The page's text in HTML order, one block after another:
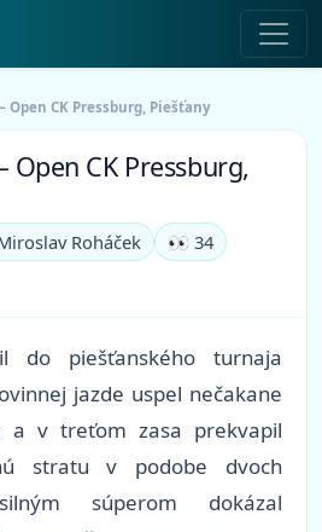
Open CK Pressburg, Piešťany
Open CK Pressburg,
Roháček
👀 34
do piešťanského turnaja
jazde uspel nečakane
v treťom zasa prekvapil
stratu v podobe dvoch
súperom dokázal